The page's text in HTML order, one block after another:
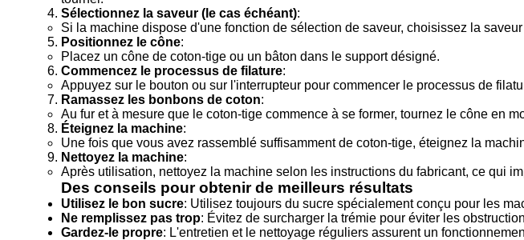
Sélectionnez la saveur (le cas échéant):
Si la machine dispose d'une fonction de sélection de saveur, choisissez la
Positionnez le cône:
Placez un cône de coton-tige ou un bâton dans le support désigné.
Commencez le processus de filature:
Appuyez sur le bouton ou sur l'interrupteur pour commencer le processus de
Ramassez les bonbons de coton:
Au fur et à mesure que le coton-tige commence à se former, tournez le cône en
Éteignez la machine:
Une fois que vous avez rassemblé suffisamment de coton-tige, éteignez la
Nettoyez la machine:
Après utilisation, nettoyez la machine selon les instructions du fabricant, ce qui
Des conseils pour obtenir de meilleurs résultats
Utilisez le bon sucre: Utilisez toujours du sucre spécialement conçu pour les
Ne remplissez pas trop: Évitez de surcharger la trémie pour éviter les
Gardez-le propre: L'entretien et le nettoyage réguliers assurent un